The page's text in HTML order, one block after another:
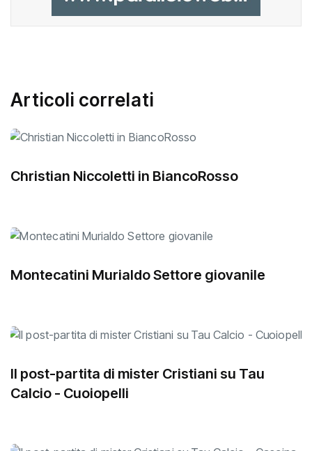
Articoli correlati
Christian Niccoletti in BiancoRosso
Montecatini Murialdo Settore giovanile
Il post-partita di mister Cristiani su Tau
Calcio - Cuoiopelli